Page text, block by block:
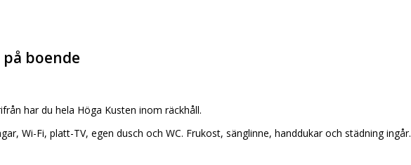
boende
har du hela Höga Kusten inom räckhåll.
Wi-Fi, platt-TV, egen dusch och WC. Frukost, sänglinne, handdukar och städning ingår.